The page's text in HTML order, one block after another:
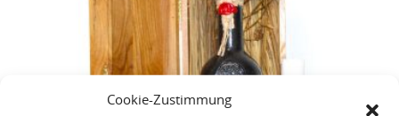
Cookie-Zustimmung